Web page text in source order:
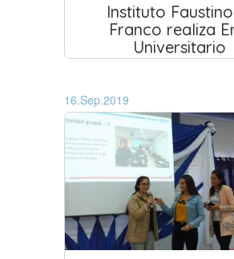
Instituto
Franco realiza
Universitario
16.Sep.2019